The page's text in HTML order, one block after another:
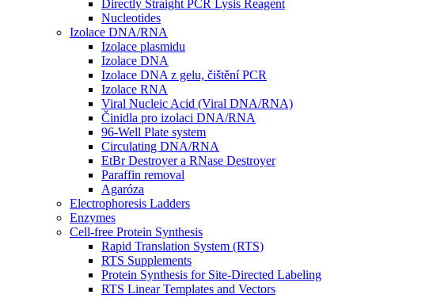
Directly Straight PCR Lysis Reagent
Nucleotides
Izolace DNA/RNA
Izolace plasmidu
Izolace DNA
Izolace DNA z gelu, čištění PCR
Izolace RNA
Viral Nucleic Acid (Viral DNA/RNA)
Činidla pro izolaci DNA/RNA
96-Well Plate system
Circulating DNA/RNA
EtBr Destroyer a RNase Destroyer
Paraffin removal
Agaróza
Electrophoresis Ladders
Enzymes
Cell-free Protein Synthesis
Rapid Translation System (RTS)
RTS Supplements
Protein Synthesis for Site-Directed Labeling
RTS Linear Templates and Vectors